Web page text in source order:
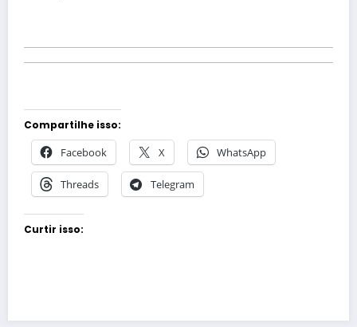
Compartilhe isso:
Facebook X WhatsApp
Threads Telegram
Curtir isso: